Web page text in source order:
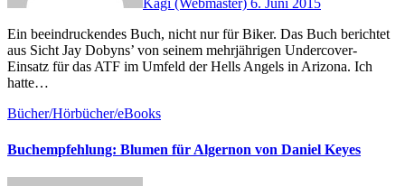
Kagi (Webmaster) 6. Juni 2015
Ein beeindruckendes Buch, nicht nur für Biker. Das Buch berichtet
aus Sicht Jay Dobyns’ von seinem mehrjährigen Undercover-
Einsatz für das ATF im Umfeld der Hells Angels in Arizona. Ich
hatte…
Bücher/Hörbücher/eBooks
Buchempfehlung: Blumen für Algernon von Daniel Keyes